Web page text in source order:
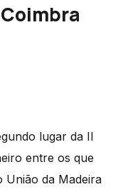
lugar da II
entre os que
União da Madeira